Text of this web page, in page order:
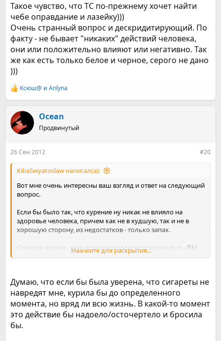
Такое чувство, что ТС по-прежнему хочет найти
чебе оправдание и лазейку)))
Очень странный вопрос и дескридитирующий. По
факту - не бывает "никаких" действий человека,
они или положительно влияют или негативно. Так
же как есть только белое и черное, серого не дано
)))
Р
е
к
ц
и
Ксюш@ и Anlyna
Ocean
Продвинутый
26 Сен 2012 #20
KibaSwyatoslaw написал(а):
Вот мне очень интересны ваш взгляд и ответ на следующий
вопрос.
Если бы было так, что курение ну никак не влияло на
здоровье человека, причем как не в худшую, так и не в
хорошую сторону, из недостатков - только запах.
Скажите честно - мои дорогие коллеги по несчастью - ВЫ
БЫ КУРИЛИ?!
ужасный мой ответ, зато честный=)) Но я стараюсь
перенастраивать себя и перемывать себе мозги=)).
Нажмите для раскрытия...
Думаю, что если бы была уверена, что сигареты не
навредят мне, курила бы до определенного
момента, но вряд ли всю жизнь. В какой-то момент
это действие бы надоело/осточертело и бросила
бы.